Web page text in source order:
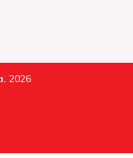
2026